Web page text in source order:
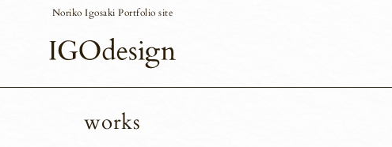
Noriko Igosaki Portfolio site
works